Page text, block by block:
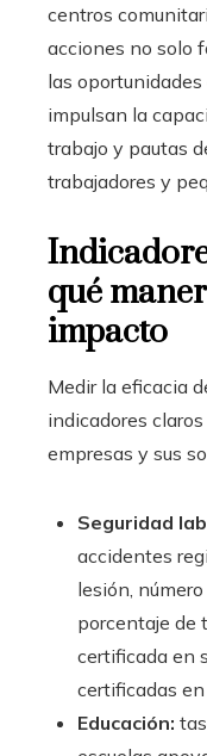
centros
acciones no solo
las
impulsan la
trabajo y pautas
trabajadores y
qué
impacto
Medir la eficacia
indicadores
empresas y sus
Seguridad
accidentes
lesión,
porcentaje de
certificada en
certificadas en
Educación: